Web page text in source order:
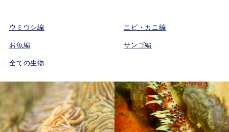
ウミウシ編 エビ・カニ編
お魚編 サンゴ編
全ての生物